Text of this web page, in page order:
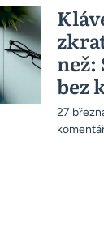
než:
bez
27